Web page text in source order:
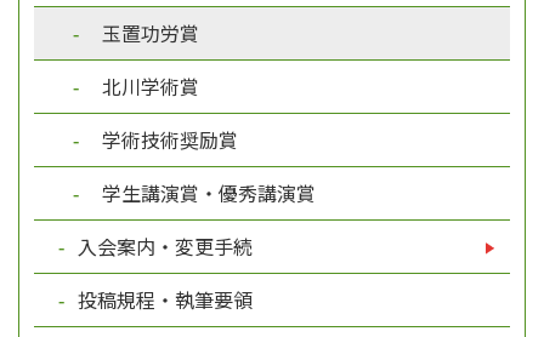
玉置功労賞
北川学術賞
学術技術奨励賞
学生講演賞・優秀講演賞
入会案内・変更手続
投稿規程・執筆要領